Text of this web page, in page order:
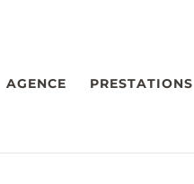
AGENCE PRESTATIONS